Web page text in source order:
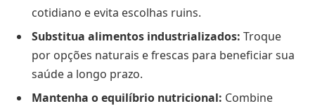
cotidiano e evita escolhas ruins.
Substitua alimentos industrializados: Troque
por opções naturais e frescas para beneficiar sua
saúde a longo prazo.
Mantenha o equilíbrio nutricional: Combine